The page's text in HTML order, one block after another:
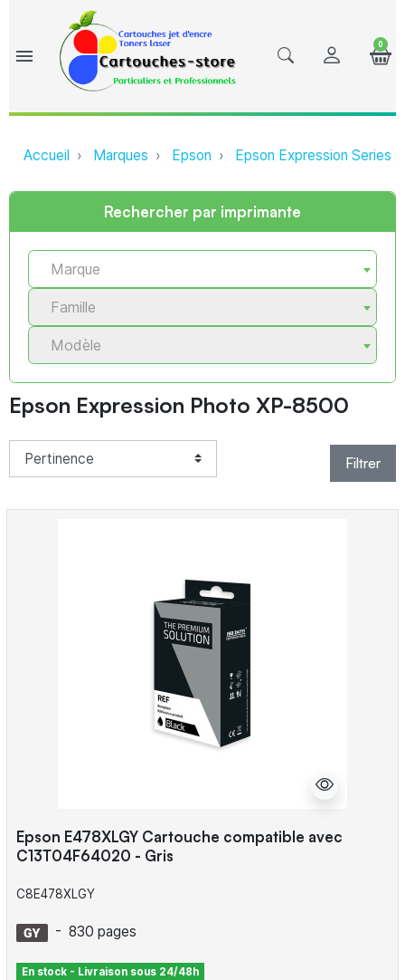
menu
0
Accueil Marques Epson Epson Expression Series
Rechercher par imprimante
Marque
Famille
Modèle
Epson Expression Photo XP-8500
Filtrer
Epson E478XLGY Cartouche compatible avec
C13T04F64020 - Gris
C8E478XLGY
- 830 pages
En stock - Livraison sous 24/48h